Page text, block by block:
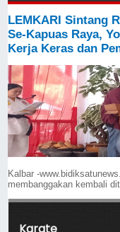
LEMKARI Sintang
Se-Kapuas Raya,
Kerja Keras dan
Kalbar -
membanggakan kembali
Karate